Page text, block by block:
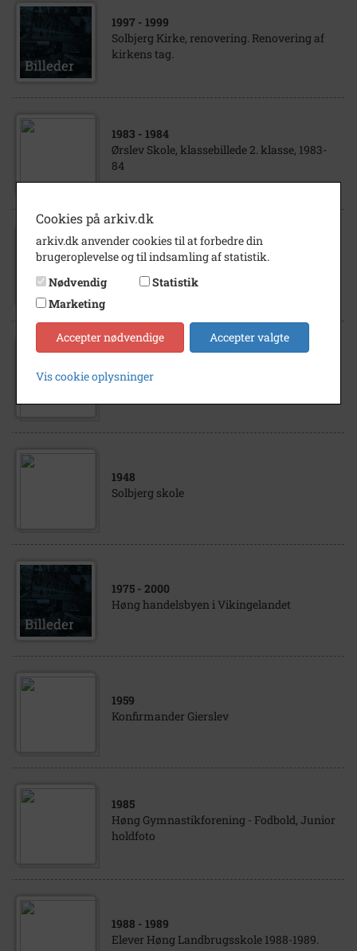
1997 - 1999
Solbjerg Kirke, renovering. Renovering af
kirkens tag.
1983 - 1984
Ørslev Skole, klassebillede 2. klasse, 1983-
84
1915- 1920
Ørslev Skole, Klassebillede 1. klasse.
1948
Solbjerg skole
1975 - 2000
Høng handelsbyen i Vikingelandet
1959
Konfirmander Gierslev
1985
Høng Gymnastikforening - Fodbold, Junior
holdfoto
1988 - 1989
Elever Høng Landbrugsskole 1988-1989.
Cookies på arkiv.dk
arkiv.dk anvender cookies til at forbedre din
brugeroplevelse og til indsamling af statistik.
Nødvendig
Statistik
Marketing
Accepter nødvendige Accepter valgte
Vis cookie oplysninger